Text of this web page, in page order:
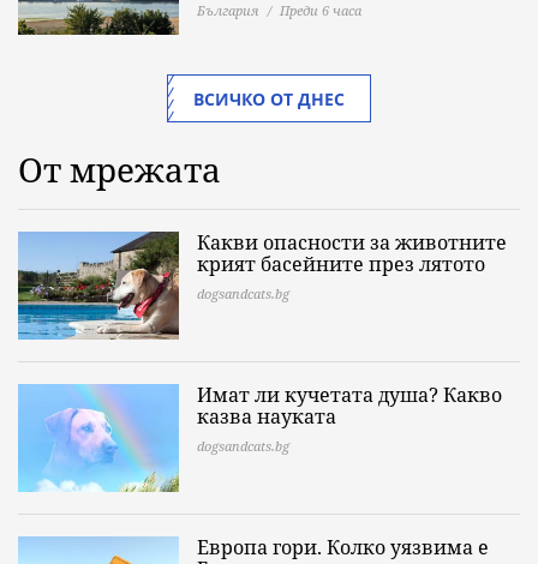
България Преди 6 часа
ВСИЧКО ОТ ДНЕС
От мрежата
Какви опасности за животните
крият басейните през лятото
dogsandcats.bg
Имат ли кучетата душа? Какво
казва науката
dogsandcats.bg
Европа гори. Колко уязвима е